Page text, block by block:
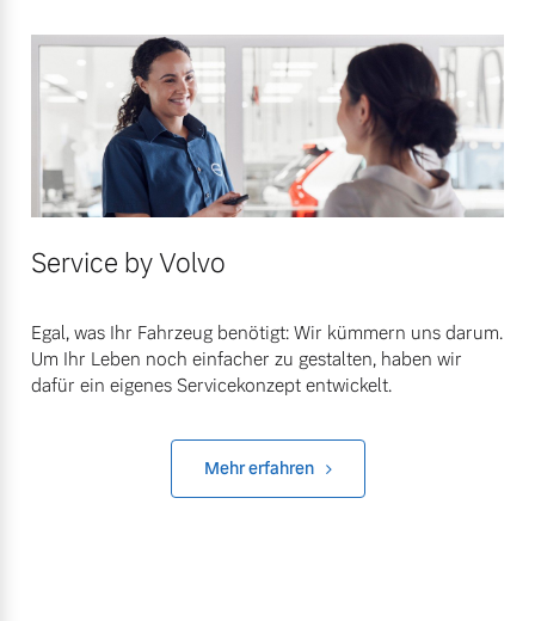
Service by Volvo
Egal, was Ihr Fahrzeug benötigt: Wir kümmern uns darum.
Um Ihr Leben noch einfacher zu gestalten, haben wir
dafür ein eigenes Servicekonzept entwickelt.
Mehr erfahren